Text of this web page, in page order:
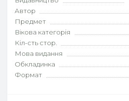
Автор
Предмет
Вікова категорія
Кіл-сть стор.
Мова видання
Обкладинка
Формат